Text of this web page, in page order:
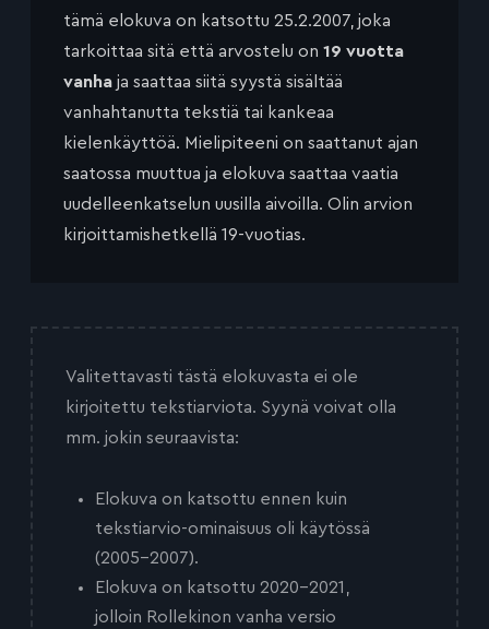
tämä elokuva on katsottu 25.2.2007, joka
tarkoittaa sitä että arvostelu on 19 vuotta
vanha ja saattaa siitä syystä sisältää
vanhahtanutta tekstiä tai kankeaa
kielenkäyttöä. Mielipiteeni on saattanut ajan
saatossa muuttua ja elokuva saattaa vaatia
uudelleenkatselun uusilla aivoilla. Olin arvion
kirjoittamishetkellä 19-vuotias.
Valitettavasti tästä elokuvasta ei ole
kirjoitettu tekstiarviota. Syynä voivat olla
mm. jokin seuraavista:
Elokuva on katsottu ennen kuin
tekstiarvio-ominaisuus oli käytössä
(2005-2007).
Elokuva on katsottu 2020-2021,
jolloin Rollekinon vanha versio